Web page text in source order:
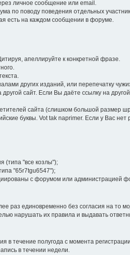
личное сообщение или email.
по поводу поведения отдельных
есть на каждом сообщении в форуме.
апеллируйте к конкретной фразе.
других изданий, или перепечатку
сайт. Если Вы даёте ссылку на
сайта (слишком большой размер
буквы. Vot tak naprimer. Если у Вас
(типа "все козлы");
"65r7tgu6547");
с форумом или администрацией
раз единовременно без согласия на то
нарушать их правила и выдавать
в течение полугода с момента
в течении недели.